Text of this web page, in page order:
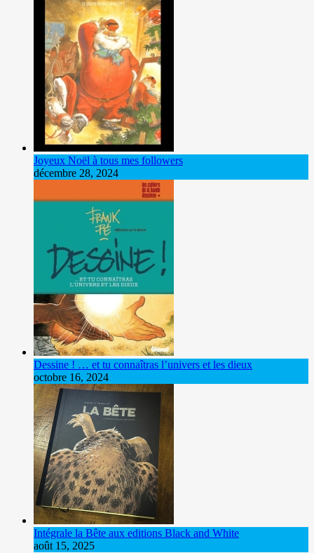
Joyeux Noël à tous mes followers
décembre 28, 2024
Dessine ! … et tu connaîtras l’univers et les dieux
octobre 16, 2024
Intégrale la Bête aux editions Black and White
août 15, 2025